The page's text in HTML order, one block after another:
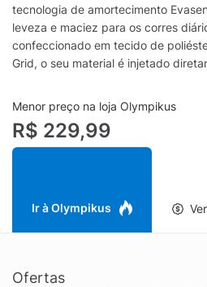
tecnologia de amortecimento
leveza e maciez para os corres
confeccionado em tecido de
Grid, o seu material é injetado
proporcionando maior proteção,
Possui ainda forro com espuma e
compostos por tecido poliéster
Menor preço na loja Olympikus
R$ 229,99
Ir à Olympikus
Ofertas